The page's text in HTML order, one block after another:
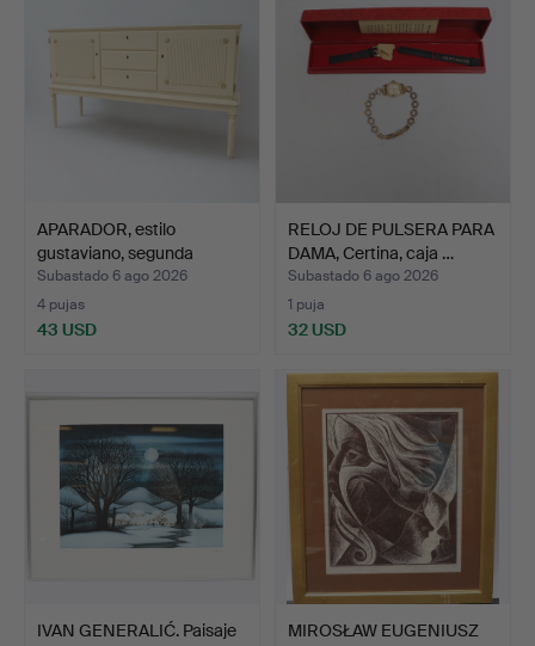
APARADOR, estilo
gustaviano, segunda
mitad…
Subastado 6 ago 2026
4 pujas
43 USD
RELOJ DE PULSERA PARA
DAMA, Certina, caja …
Subastado 6 ago 2026
1 puja
32 USD
IVAN GENERALIĆ. Paisaje
MIROSŁAW EUGENIUSZ